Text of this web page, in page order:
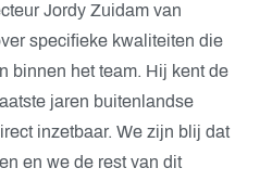
Jordy Zuidam van
specifieke kwaliteiten die
binnen het team. Hij kent de
jaren buitenlandse
inzetbaar. We zijn blij dat
en we de rest van dit